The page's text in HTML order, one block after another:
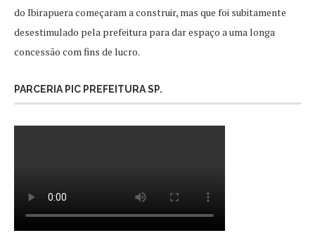
do Ibirapuera começaram a construir, mas que foi subitamente
desestimulado pela prefeitura para dar espaço a uma longa
concessão com fins de lucro.
PARCERIA PIC PREFEITURA SP.